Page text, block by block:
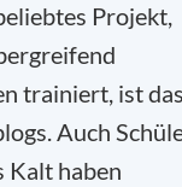
Projekt,
trainiert, ist das
Auch
Kalt haben